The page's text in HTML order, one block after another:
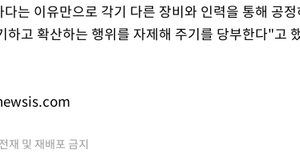
는 이유만으로 각기 다른 장비와 인력을 통해 공
하고 확산하는 행위를 자제해 주기를 당부한다"고
재 및 재배포 금지